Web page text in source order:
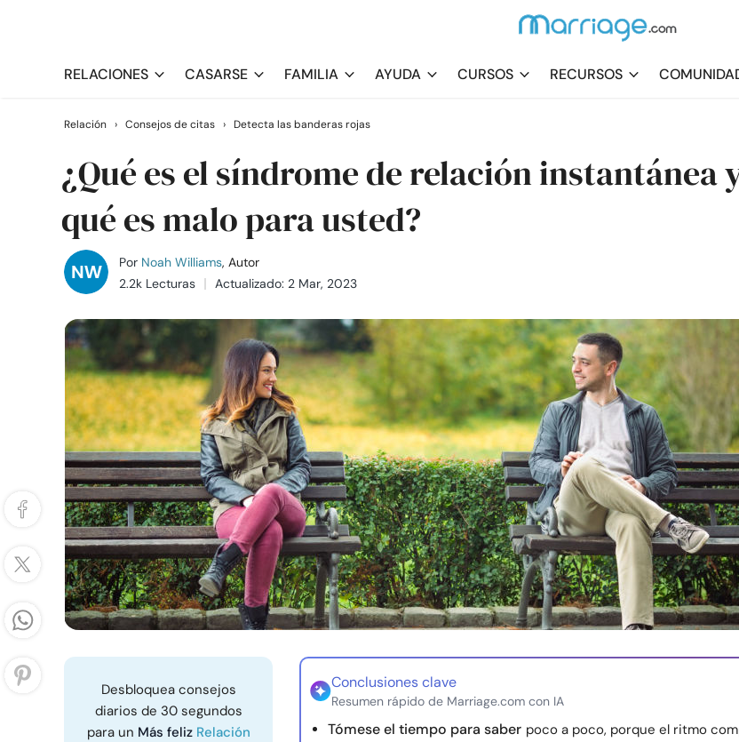
RELACIONES CASARSE FAMILIA AYUDA CURSOS RECURSOS
Relación › Consejos de citas › Detecta las banderas rojas
¿Qué es el síndrome de relación instantánea
qué es malo para usted?
Por Noah Williams, Autor
2.2k Lecturas
Actualizado: 2 Mar, 2023
Desbloquea consejos
diarios de 30 segundos
para un Más feliz Relación
Conclusiones clave
Resumen rápido de Marriage.com con IA
Tómese el tiempo para saber poco a poco, porque el ritmo